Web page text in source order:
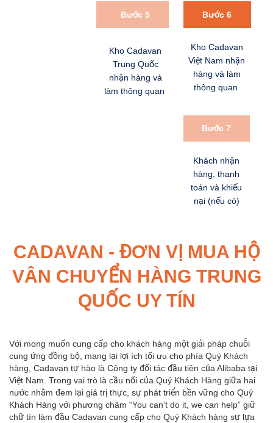
Bước 7
Khách nhận
hàng, thanh
toán và khiếu
nại (nếu có)
Bước 5
Kho Cadavan
Trung Quốc
nhận hàng và
làm thông quan
Bước 6
Kho Cadavan
Việt Nam nhận
hàng và làm
thông quan
CADAVAN - ĐƠN VỊ MUA HỘ
VÂN CHUYỂN HÀNG TRUNG
QUỐC UY TÍN
Với mong muốn cung cấp cho khách hàng một giải pháp chuỗi
cung ứng đồng bộ, mang lại lợi ích tối ưu cho phía Quý Khách
hàng, Cadavan tự hào là Công ty đối tác đầu tiên của Alibaba tại
Việt Nam. Trong vai trò là cầu nối của Quý Khách Hàng giữa hai
nước nhằm đem lại giá trị thực, sự phát triển bền vững cho Quý
Khách Hàng với phương châm “You can’t do it, we can help” giữ
chữ tín làm đầu Cadavan cung cấp cho Quý Khách hàng sự lựa